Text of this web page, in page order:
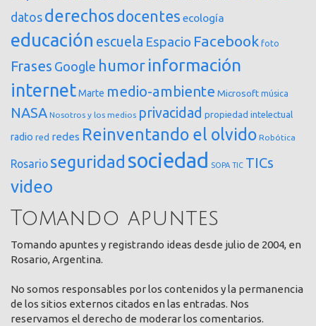
datos derechosdocentes ecología
educación escuela Espacio Facebook foto
Frases Google humor información
internetMarte medio-ambiente Microsoft música
NASA Nosotros y los medios privacidad propiedad intelectual
radio red redes Reinventando el olvido Robótica
Rosario seguridad sociedad SOPA TIC TICs
video
Tomando apuntes
Tomando apuntes y registrando ideas desde julio de 2004, en
Rosario, Argentina.
No somos responsables por los contenidos y la permanencia
de los sitios externos citados en las entradas. Nos
reservamos el derecho de moderar los comentarios.